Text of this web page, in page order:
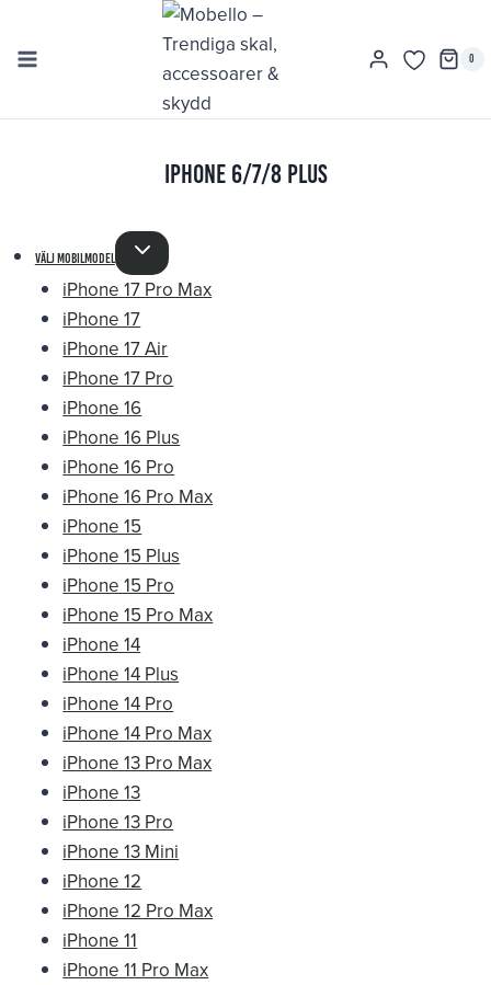
content
0
iPhone 6/7/8 Plus
välj mobilmodel
iPhone 17 Pro Max
iPhone 17
iPhone 17 Air
iPhone 17 Pro
iPhone 16
iPhone 16 Plus
iPhone 16 Pro
iPhone 16 Pro Max
iPhone 15
iPhone 15 Plus
iPhone 15 Pro
iPhone 15 Pro Max
iPhone 14
iPhone 14 Plus
iPhone 14 Pro
iPhone 14 Pro Max
iPhone 13 Pro Max
iPhone 13
iPhone 13 Pro
iPhone 13 Mini
iPhone 12
iPhone 12 Pro Max
iPhone 11
iPhone 11 Pro Max